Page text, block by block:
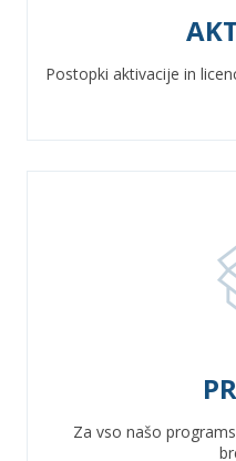
Postopki aktivacije in
Za vso našo